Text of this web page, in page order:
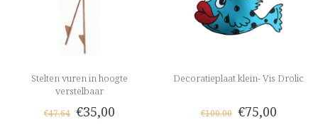
Stelten vuren in hoogte
verstelbaar
€47,64 €35,00
Decoratieplaat klein- Vis Drolic
€100,00 €75,00